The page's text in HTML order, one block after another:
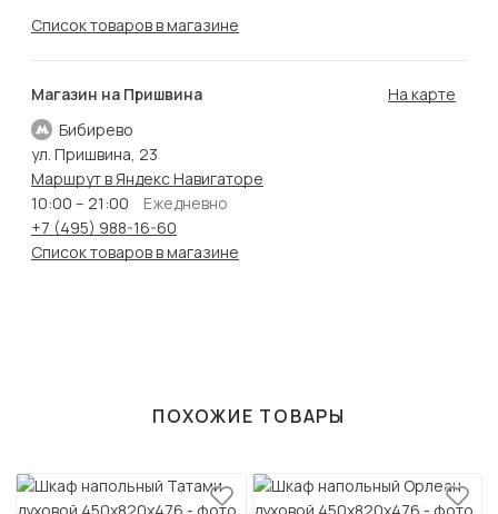
Список товаров в магазине
Магазин на Пришвина
Бибирево
На карте
ул. Пришвина, 23
Маршрут в Яндекс Навигаторе
10:00 – 21:00
Ежедневно
+7 (495) 988-16-60
Список товаров в магазине
ПОХОЖИЕ ТОВАРЫ